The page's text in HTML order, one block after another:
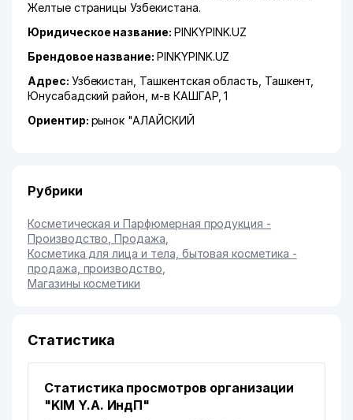
Желтые страницы Узбекистана.
Юридическое название: PINKYPINK.UZ
Брендовое название: PINKYPINK.UZ
Адрес: Узбекистан, Ташкентская область Ташкент,
Юнусабадский район ,м-в КАШГАР, 1
Ориентир: рынок "АЛАЙСКИЙ
Рубрики
Косметическая и Парфюмерная продукция -
Производство, Продажа
Косметика для лица и тела, бытовая косметика -
продажа, производство
Магазины косметики
Статистика
Статистика просмотров организации
"KIM Y.A. ИндП"